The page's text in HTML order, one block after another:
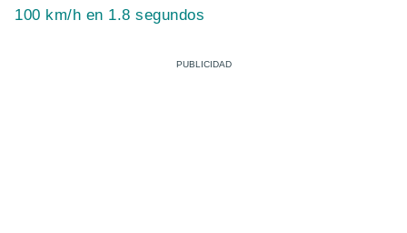
100 km/h en 1.8 segundos